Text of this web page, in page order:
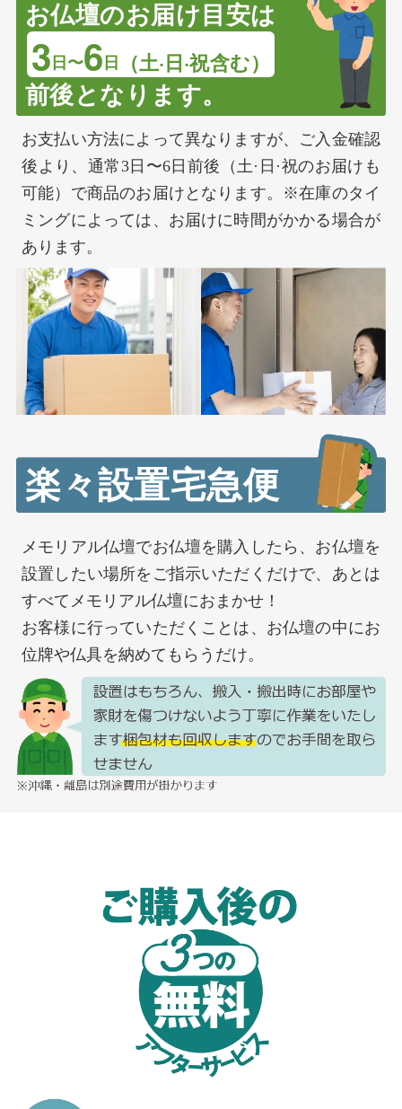
お仏壇のお届け目安は
3 日〜6 日 （土·日·祝含む）
前後となります。
お支払い方法によって異なりますが、ご入金確認
後より、通常3日〜6日前後（土·日·祝のお届けも
可能）で商品のお届けとなります。※在庫のタイ
ミングによっては、お届けに時間がかかる場合が
あります。
楽々設置宅急便
メモリアル仏壇でお仏壇を購入したら、お仏壇を
設置したい場所をご指示いただくだけで、あとは
すべてメモリアル仏壇におまかせ！
お客様に行っていただくことは、お仏壇の中にお
位牌や仏具を納めてもらうだけ。